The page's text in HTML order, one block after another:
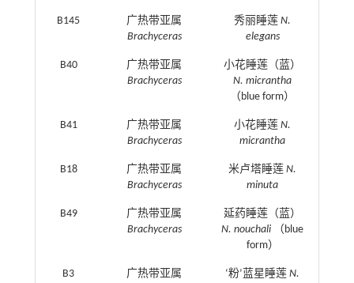
B145
广热带亚属
Brachyceras
秀丽睡莲N.
elegans
B40
广热带亚属
Brachyceras
小花睡莲（蓝）
N. micrantha
（blue form）
B41
广热带亚属
Brachyceras
小花睡莲N.
micrantha
B18
广热带亚属
Brachyceras
米卢塔睡莲N.
minuta
B49
广热带亚属
Brachyceras
延药睡莲（蓝）
N. nouchali （blue
form）
B3
广热带亚属
‘粉’蓝星睡莲N.